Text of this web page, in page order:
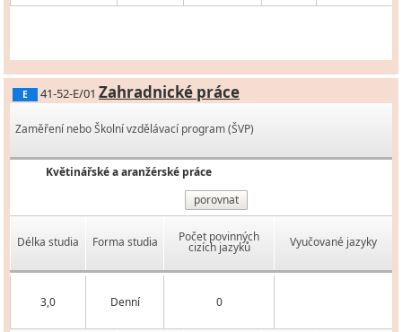
E 41-52-E/01 Zahradnické práce
Zaměření nebo Školní vzdělávací program (ŠVP)
Květinářské a aranžérské práce
porovnat
Délka studia Forma studia Počet povinných
cizích jazyků Vyučované jazyky
3,0 Denní 0